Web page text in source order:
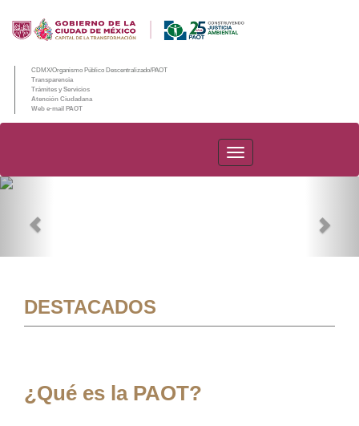
CDMX/Organismo Público Descentralizado/PAOT
Transparencia
Trámites y Servicios
Atención Ciudadana
Web e-mail PAOT
PAOT
DESTACADOS
¿Qué es la PAOT?